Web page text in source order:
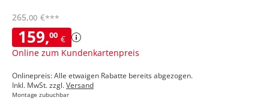
159,00 €
Online zum Kundenkartenpreis
265,00 €***
Onlinepreis: Alle etwaigen Rabatte bereits abgezogen.
Inkl. MwSt. zzgl.Versand
Montage zubuchbar